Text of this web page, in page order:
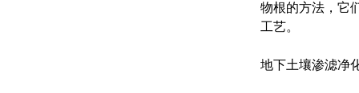
物根的方法，它
工艺。
地下土壤渗滤净